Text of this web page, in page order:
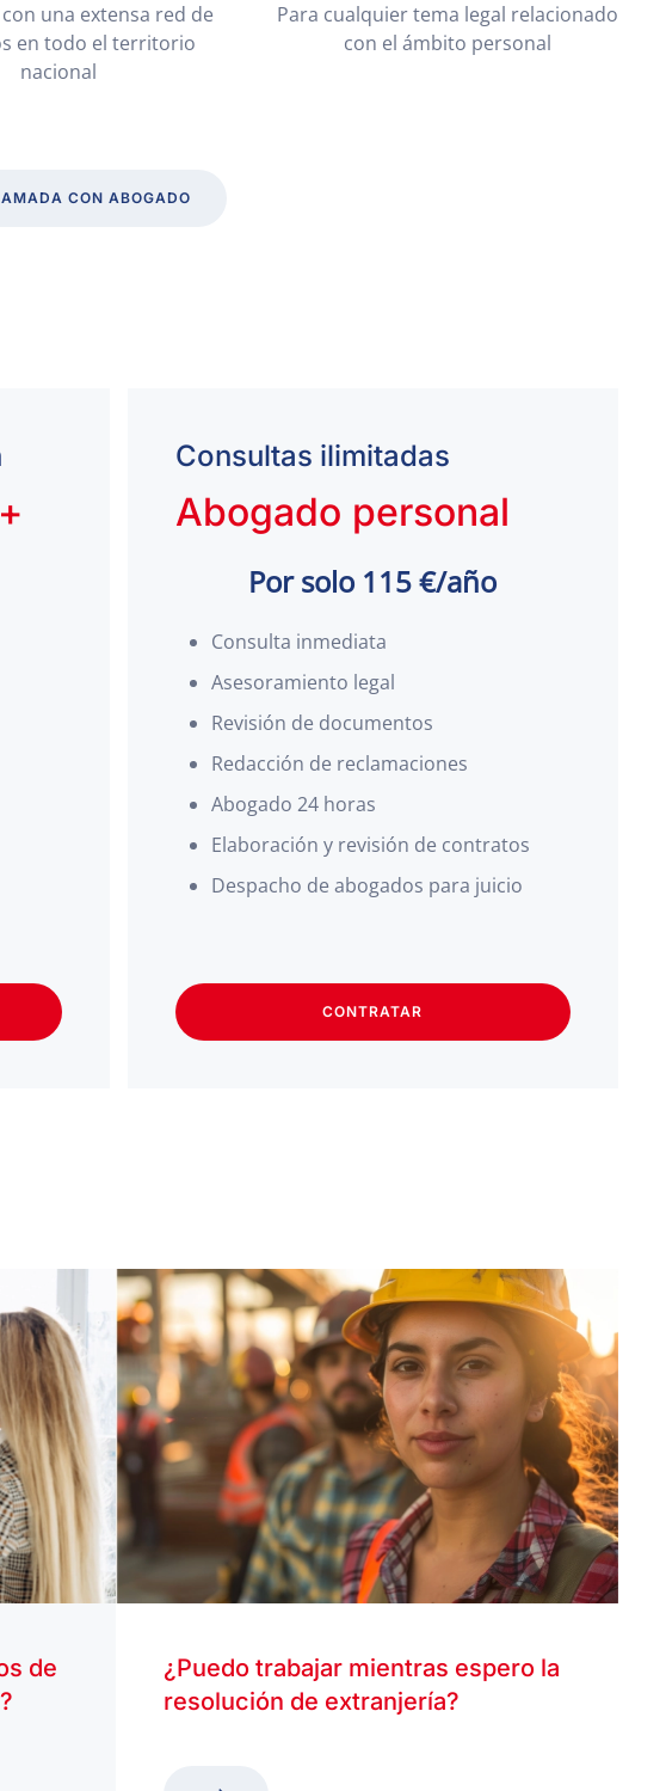
una extensa red de
en todo el territorio
nacional
Para cualquier tema legal relacionado
con el ámbito personal
CON ABOGADO
Consultas ilimitadas
Abogado personal
Por solo 115 €/año
Consulta inmediata
Asesoramiento legal
Revisión de documentos
Redacción de reclamaciones
Abogado 24 horas
Elaboración y revisión de contratos
Despacho de abogados para juicio
CONTRATAR
de
¿Puedo trabajar mientras espero la
resolución de extranjería?